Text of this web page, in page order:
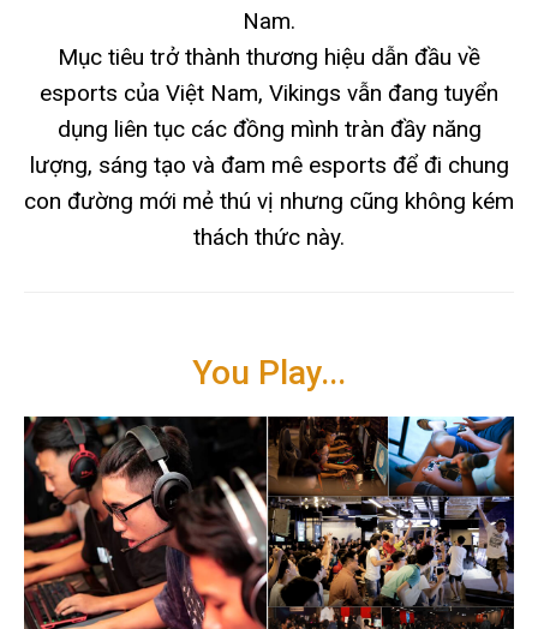
Nam.
Mục tiêu trở thành thương hiệu dẫn đầu về
esports của Việt Nam, Vikings vẫn đang tuyển
dụng liên tục các đồng mình tràn đầy năng
lượng, sáng tạo và đam mê esports để đi chung
con đường mới mẻ thú vị nhưng cũng không kém
thách thức này.
You Play...